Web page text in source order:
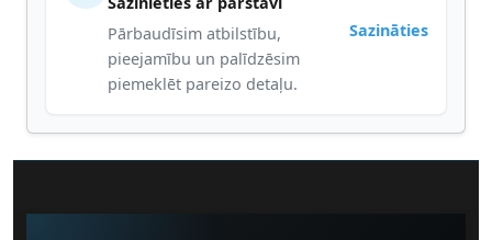
Pārbaudīsim atbilstību,
pieejamību un palīdzēsim
piemeklēt pareizo detaļu.
Sazināties